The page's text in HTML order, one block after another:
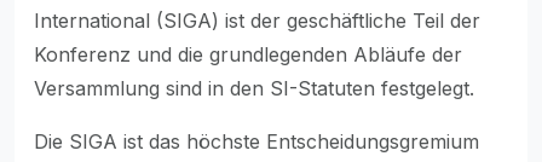
International (SIGA) ist der geschäftliche Teil der
Konferenz und die grundlegenden Abläufe der
Versammlung sind in den SI-Statuten festgelegt.
Die SIGA ist das höchste Entscheidungsgremium